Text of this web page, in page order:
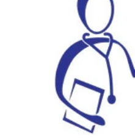
Patienter
sygdom
Hvis du har kronisk
bliver du fulgt hos fast
relevante prøver hos os
Yderligere oplysninger